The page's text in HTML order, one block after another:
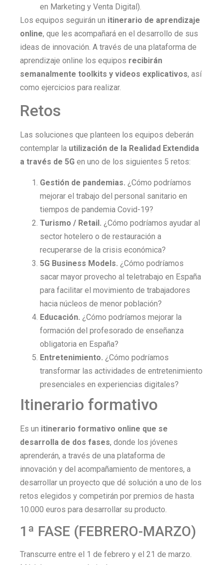
en Marketing y Venta Digital).
Los equipos seguirán un itinerario de aprendizaje
online, que les acompañará en el desarrollo de sus
ideas de innovación. A través de una plataforma de
aprendizaje online los equipos recibirán
semanalmente toolkits y videos explicativos, así
como ejercicios para realizar.
Retos
Las soluciones que planteen los equipos deberán
contemplar la utilización de la Realidad Extendida
a través de 5G en uno de los siguientes 5 retos:
Gestión de pandemias. ¿Cómo podríamos
mejorar el trabajo del personal sanitario en
tiempos de pandemia Covid-19?
Turismo / Retail. ¿Cómo podríamos ayudar al
sector hotelero o de restauración a
recuperarse de la crisis económica?
5G Business Models. ¿Cómo podríamos
sacar mayor provecho al teletrabajo en España
para facilitar el movimiento de trabajadores
hacia núcleos de menor población?
Educación. ¿Cómo podríamos mejorar la
formación del profesorado de enseñanza
obligatoria en España?
Entretenimiento. ¿Cómo podríamos
transformar las actividades de entretenimiento
presenciales en experiencias digitales?
Itinerario formativo
Es un itinerario formativo online que se
desarrolla de dos fases, donde los jóvenes
aprenderán, a través de una plataforma de
innovación y del acompañamiento de mentores, a
desarrollar un proyecto que dé solución a uno de los
retos elegidos y competirán por premios de hasta
10.000 euros para desarrollar su producto.
1ª FASE (FEBRERO-MARZO)
Transcurre entre el 1 de febrero y el 21 de marzo.